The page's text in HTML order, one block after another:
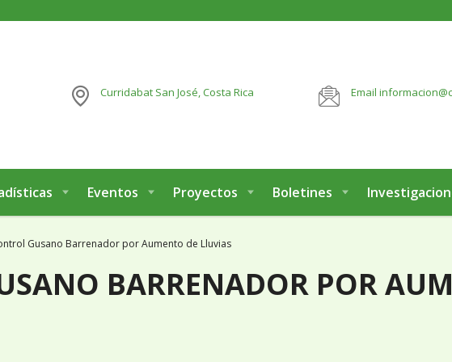
Curridabat San José, Costa Rica Email
Eventos Proyectos Boletines
Gusano Barrenador por Aumento de Lluvias
BARRENADOR POR
en el siguiente botón: